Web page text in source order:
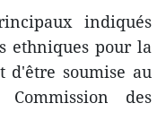
indiqués
ethniques pour la
d'être soumise au
des